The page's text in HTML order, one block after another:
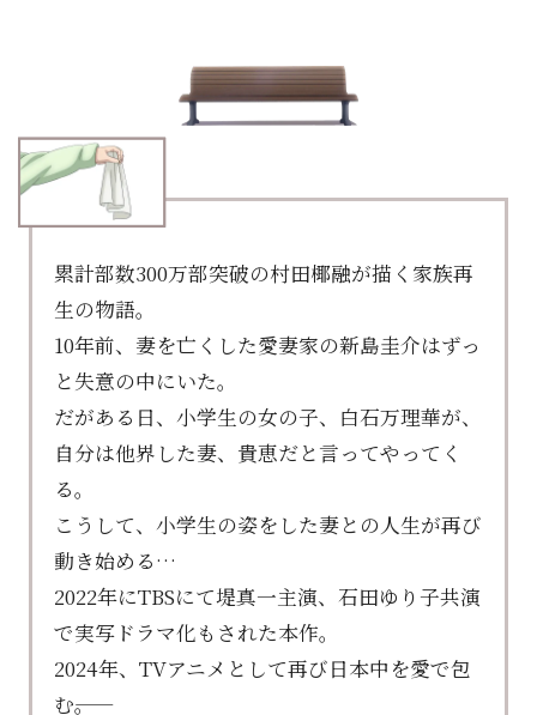
累計部数300万部突破の村田椰融が描く家族再
生の物語。
10年前、妻を亡くした愛妻家の新島圭介はずっ
と失意の中にいた。
だがある日、小学生の女の子、白石万理華が、
自分は他界した妻、貴恵だと言ってやってく
る。
こうして、小学生の姿をした妻との人生が再び
動き始める…
2022年にTBSにて堤真一主演、石田ゆり子共演
で実写ドラマ化もされた本作。
2024年、TVアニメとして再び日本中を愛で包
む――。